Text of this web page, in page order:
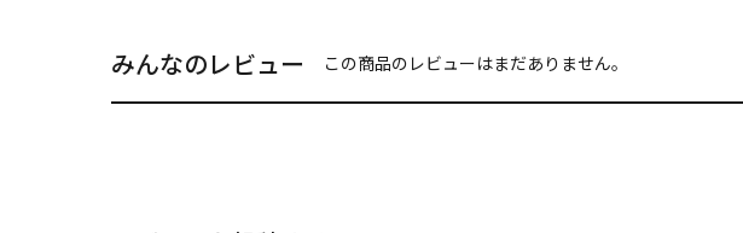
みんなのレビュー この商品のレビューはまだありません。